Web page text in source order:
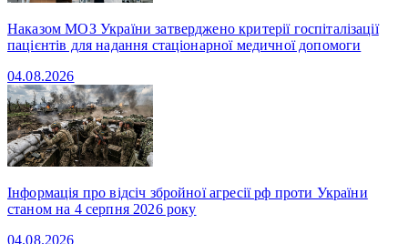
Наказом МОЗ України затверджено критерії госпіталізації
пацієнтів для надання стаціонарної медичної допомоги
04.08.2026
Інформація про відсіч збройної агресії рф проти України
станом на 4 серпня 2026 року
04.08.2026